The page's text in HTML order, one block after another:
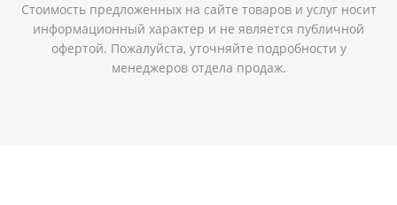
Стоимость предложенных на сайте товаров и услуг носит
информационный характер и не является публичной
офертой. Пожалуйста, уточняйте подробности у
менеджеров отдела продаж.